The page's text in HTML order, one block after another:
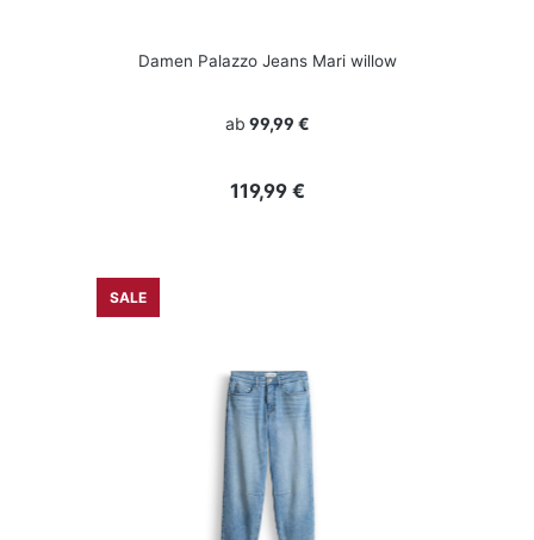
Damen Palazzo Jeans Mari willow
ab 99,99 €
Regulärer Preis:
119,99 €
SALE